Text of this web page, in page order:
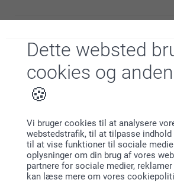
Dette websted
cookies og
Vi bruger cookies til at analysere
webstedstrafik, til at tilpasse
til at vise funktioner til sociale
oplysninger om din brug af vores
partnere for sociale medier,
kan læse mere om vores
Tusind tak for din dejlige
stjerner.
Det glæder os at du er så tilfreds
blyantholder og vi håber du får
Hav en fortsat god dag!
Venlig hilsen
Zeinab @smartphoto
Berit Christensen,
18.06.2023
Blyantholder er 3 sider men kun plads
Vis reaktioner
19.06.2023
10:05
Hej Berit
Tusind tak for din feedback!
Katarina,
02.01.2021